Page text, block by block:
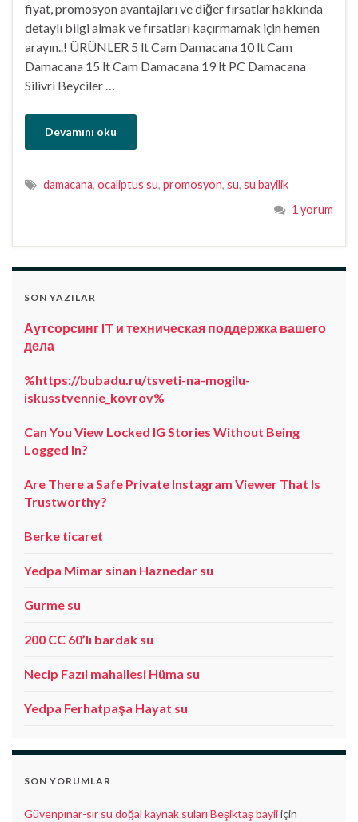
fiyat, promosyon avantajları ve diğer fırsatlar hakkında
detaylı bilgi almak ve fırsatları kaçırmamak için hemen
arayın..! ÜRÜNLER 5 lt Cam Damacana 10 lt Cam
Damacana 15 lt Cam Damacana 19 lt PC Damacana
Silivri Beyciler …
Devamını oku
damacana, ocaliptus su, promosyon, su, su bayilik
1 yorum
SON YAZILAR
Аутсорсинг IT и техническая поддержка вашего
дела
%https://bubadu.ru/tsveti-na-mogilu-
iskusstvennie_kovrov%
Can You View Locked IG Stories Without Being
Logged In?
Are There a Safe Private Instagram Viewer That Is
Trustworthy?
Berke ticaret
Yedpa Mimar sinan Haznedar su
Gurme su
200 CC 60’lı bardak su
Necip Fazıl mahallesi Hüma su
Yedpa Ferhatpaşa Hayat su
SON YORUMLAR
Güvenpınar-sır su doğal kaynak suları Beşiktaş bayiiiçin